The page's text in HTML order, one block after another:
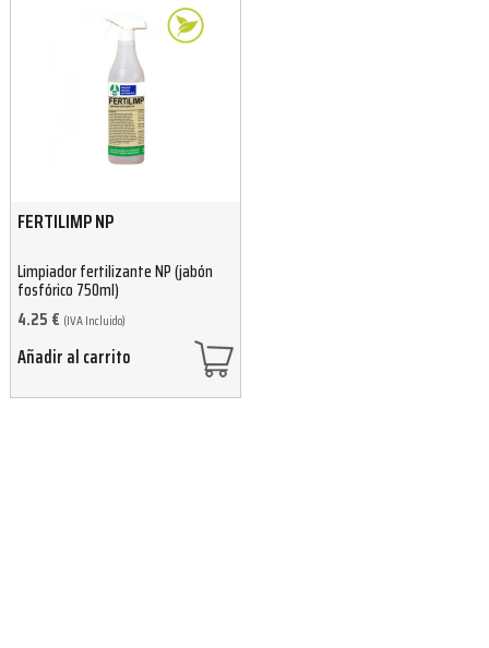
FERTILIMP NP
Limpiador fertilizante NP (jabón
fosfórico 750ml)
4.25 € (IVA Incluido)
Añadir al carrito